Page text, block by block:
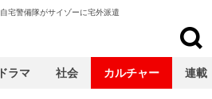
自宅警備隊がサイゾーに宅外派遣
ドラマ 社会 カルチャー 連載